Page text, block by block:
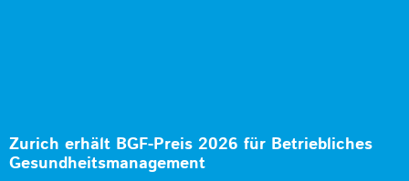
Zurich erhält BGF-Preis 2026 für Betriebliches
Gesundheitsmanagement